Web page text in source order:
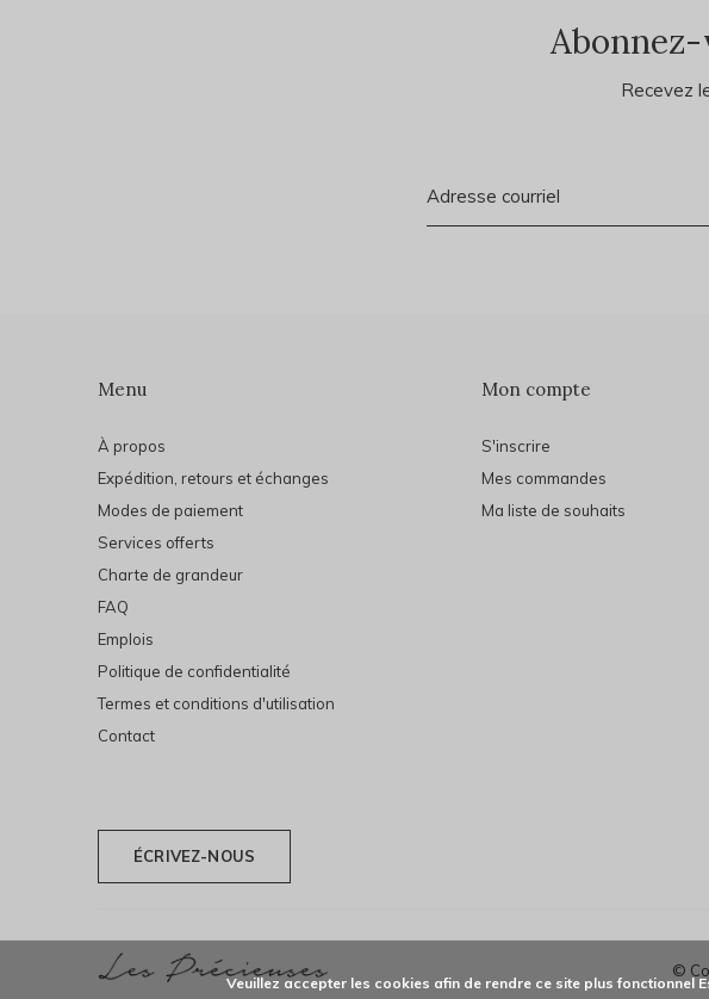
Recevez
Menu
À propos
Expédition, retours et échanges
Modes de paiement
Services offerts
Charte de grandeur
FAQ
Emplois
Politique de confidentialité
Termes et conditions d'utilisation
Contact
Mon compte
S'inscrire
Mes commandes
Ma liste de souhaits
ÉCRIVEZ-NOUS
©
Veuillez accepter les cookies afin de rendre ce site plus fonctionnel